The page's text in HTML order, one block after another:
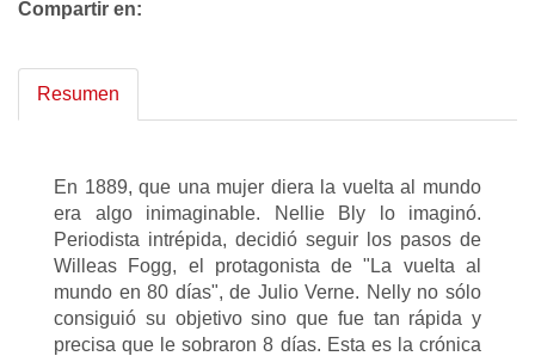
Compartir en:
Resumen
En 1889, que una mujer diera la vuelta al mundo
era algo inimaginable. Nellie Bly lo imaginó.
Periodista intrépida, decidió seguir los pasos de
Willeas Fogg, el protagonista de "La vuelta al
mundo en 80 días", de Julio Verne. Nelly no sólo
consiguió su objetivo sino que fue tan rápida y
precisa que le sobraron 8 días. Esta es la crónica